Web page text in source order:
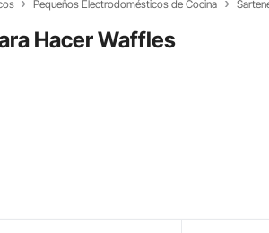
Pequeños Electrodomésticos de Cocina
Hacer Waffles